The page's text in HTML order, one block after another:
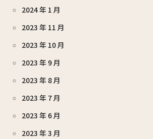
2024 年 1 月
2023 年 11 月
2023 年 10 月
2023 年 9 月
2023 年 8 月
2023 年 7 月
2023 年 6 月
2023 年 3 月